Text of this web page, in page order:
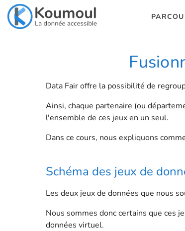
Data Fair offre la possibilité de
Ainsi, chaque partenaire (ou
l'ensemble de ces jeux en un seul.
Dans ce cours, nous expliquons
Schéma des jeux de
Les deux jeux de données que nous
Nous sommes donc certains que ces
données virtuel.